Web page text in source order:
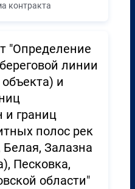
контракта
"Определение
линии
и
и границ
полос рек
Залазна
Песковка,
области"